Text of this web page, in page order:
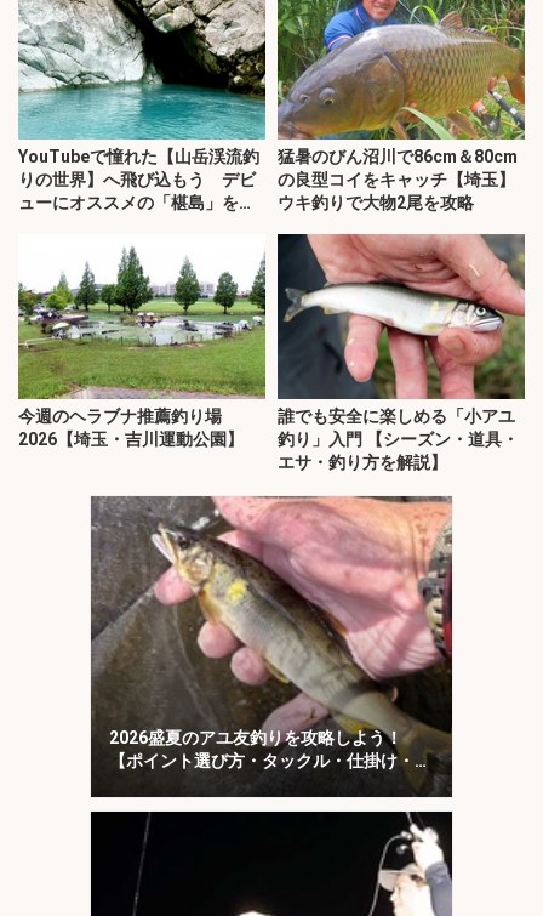
YouTubeで憧れた【山岳渓流釣
りの世界】へ飛び込もう デビ
ューにオススメの「椹島」を紹
猛暑のびん沼川で86cm＆80cm
の良型コイをキャッチ【埼玉】
ウキ釣りで大物2尾を攻略
今週のヘラブナ推薦釣り場
2026【埼玉・吉川運動公園】
誰でも安全に楽しめる「小アユ
釣り」入門 【シーズン・道具・
エサ・釣り方を解説】
2026盛夏のアユ友釣りを攻略しよう！
【ポイント選び方・タックル・仕掛け・釣